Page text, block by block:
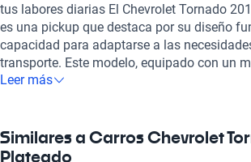
tus labores diarias El Chevrolet Tornado
es una pickup que destaca por su diseño
capacidad para adaptarse a las
transporte. Este modelo, equipado con un
de 1.8 litros y 4 cilindros, ofrece una
una eficiencia que oscila entre 6.3 y 6.5
kilómetros, permitiendo recorrer hasta 896
Leer más
Similares a Carros Chevrolet
Plateado